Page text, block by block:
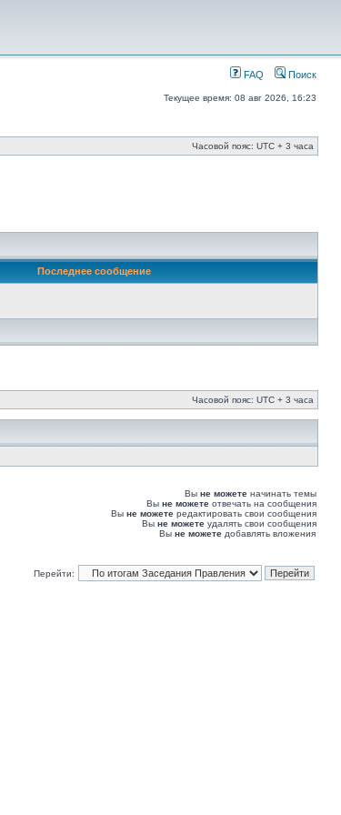
FAQ Поиск
Текущее время: 08 авг 2026, 16:23
Часовой пояс: UTC + 3 часа
Последнее сообщение
Часовой пояс: UTC + 3 часа
Вы не можете начинать темы
Вы не можете отвечать на сообщения
Вы не можете редактировать свои сообщения
Вы не можете удалять свои сообщения
Вы не можете добавлять вложения
Перейти: